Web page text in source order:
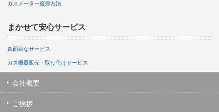
ガスメーター復帰方法
まかせて安心サービス
真面目なサービス
ガス機器販売・取り付けサービス
会社概要
ご挨拶